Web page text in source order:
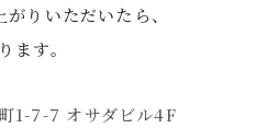
りいただいたら、
ます。
1-7-7 オサダビル4F